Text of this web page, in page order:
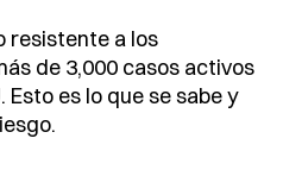
resistente a los
de 3,000 casos activos
Esto es lo que se sabe y